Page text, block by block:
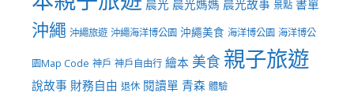
晨光 晨光媽媽 晨光故事 景點 書單
沖繩 沖繩旅遊 沖繩海洋博公園 沖繩美食 海洋博公園 海洋博公
園Map Code 神戶 神戶自由行 繪本 美食 親子旅遊
說故事 財務自由 退休 閱讀單 青森 體驗